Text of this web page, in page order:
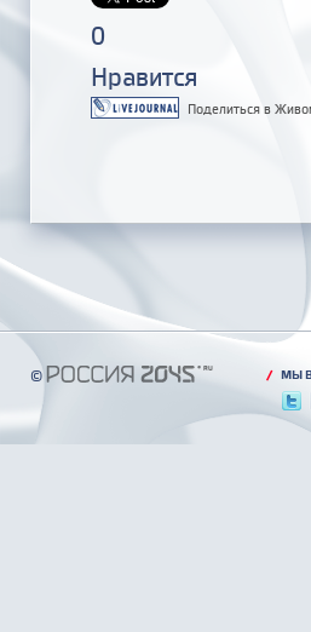
0
Нравится
Поделиться в
© / МЫ